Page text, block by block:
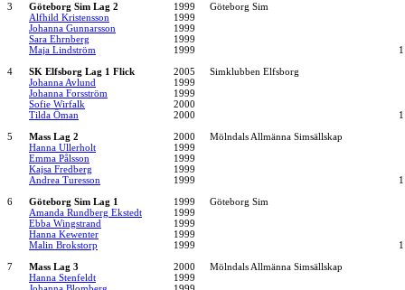
3
Göteborg Sim Lag 2 1999
Göteborg Sim
Alfhild Kristensson
1999
Johanna Gunnarsson
1999
Sara Ehrnberg
1999
Maja Lindström
1999
4
SK Elfsborg Lag 1 Flick 2005
Simklubben Elfsborg
Johanna Avlund
1999
Johanna Forsström
1999
Sofie Wirfalk
2000
Tilda Öman
2000
5
Mass Lag 2 2000
Mölndals Allmänna Simsällskap
Hanna Ullerholt
1999
Emma Pålsson
1999
Kajsa Fredberg
1999
Andrea Turesson
1999
6
Göteborg Sim Lag 1 1999
Göteborg Sim
Amanda Rundberg Ekstedt
1999
Ebba Wingstrand
1999
Hanna Kewenter
1999
Malin Brokstorp
1999
7
Mass Lag 3 2000
Mölndals Allmänna Simsällskap
Hanna Stenfeldt
1999